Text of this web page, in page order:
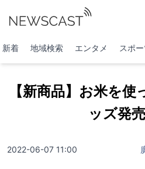
新着 地域検索 エンタメ スポ
【新商品】お米を
ッズ発
2022-06-07 11:00